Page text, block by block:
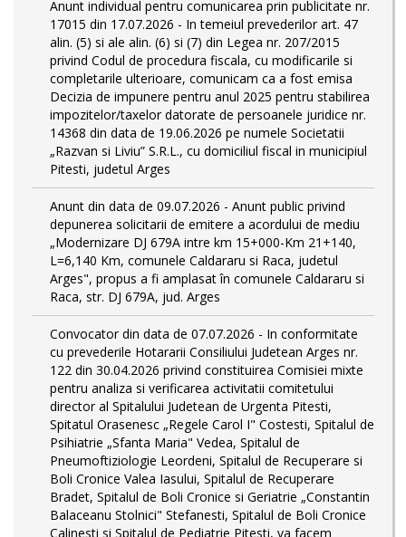
Anunt individual pentru comunicarea prin publicitate nr.
17015 din 17.07.2026 - In temeiul prevederilor art. 47
alin. (5) si ale alin. (6) si (7) din Legea nr. 207/2015
privind Codul de procedura fiscala, cu modificarile si
completarile ulterioare, comunicam ca a fost emisa
Decizia de impunere pentru anul 2025 pentru stabilirea
impozitelor/taxelor datorate de persoanele juridice nr.
14368 din data de 19.06.2026 pe numele Societatii
„Razvan si Liviu” S.R.L., cu domiciliul fiscal in municipiul
Pitesti, judetul Arges
Anunt din data de 09.07.2026 - Anunt public privind
depunerea solicitarii de emitere a acordului de mediu
„Modernizare DJ 679A intre km 15+000-Km 21+140,
L=6,140 Km, comunele Caldararu si Raca, judetul
Arges", propus a fi amplasat în comunele Caldararu si
Raca, str. DJ 679A, jud. Arges
Convocator din data de 07.07.2026 - In conformitate
cu prevederile Hotararii Consiliului Judetean Arges nr.
122 din 30.04.2026 privind constituirea Comisiei mixte
pentru analiza si verificarea activitatii comitetului
director al Spitalului Judetean de Urgenta Pitesti,
Spitatul Orasenesc „Regele Carol I" Costesti, Spitalul de
Psihiatrie „Sfanta Maria" Vedea, Spitalul de
Pneumoftiziologie Leordeni, Spitalul de Recuperare si
Boli Cronice Valea Iasului, Spitalul de Recuperare
Bradet, Spitalul de Boli Cronice si Geriatrie „Constantin
Balaceanu Stolnici" Stefanesti, Spitalul de Boli Cronice
Calinesti si Spitalul de Pediatrie Pitesti, va facem